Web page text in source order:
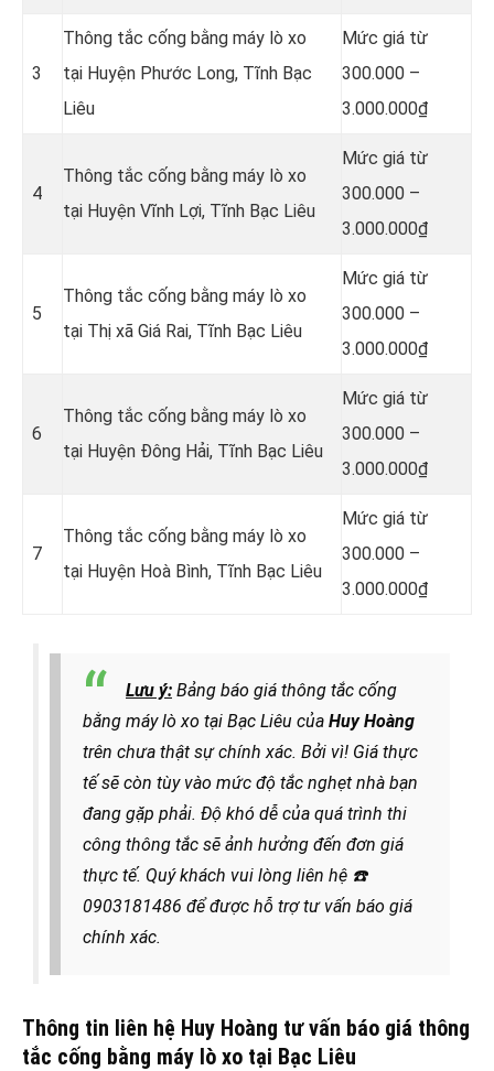
3
Thông tắc cống bằng máy lò xo
tại Huyện Phước Long, Tĩnh Bạc
Liêu
Mức giá từ
300.000 –
3.000.000₫
4
Thông tắc cống bằng máy lò xo
tại Huyện Vĩnh Lợi, Tĩnh Bạc Liêu
Mức giá từ
300.000 –
3.000.000₫
5
Thông tắc cống bằng máy lò xo
tại Thị xã Giá Rai, Tĩnh Bạc Liêu
Mức giá từ
300.000 –
3.000.000₫
6
Thông tắc cống bằng máy lò xo
tại Huyện Đông Hải, Tĩnh Bạc Liêu
Mức giá từ
300.000 –
3.000.000₫
7
Thông tắc cống bằng máy lò xo
tại Huyện Hoà Bình, Tĩnh Bạc Liêu
Mức giá từ
300.000 –
3.000.000₫
Lưu ý: Bảng báo giá thông tắc cống
bằng máy lò xo tại Bạc Liêu của Huy Hoàng
trên chưa thật sự chính xác. Bởi vì! Giá thực
tế sẽ còn tùy vào mức độ tắc nghẹt nhà bạn
đang gặp phải. Độ khó dễ của quá trình thi
công thông tắc sẽ ảnh hưởng đến đơn giá
thực tế. Quý khách vui lòng liên hệ ☎️
0903181486 để được hỗ trợ tư vấn báo giá
chính xác.
Thông tin liên hệ Huy Hoàng tư vấn báo giá thông
tắc cống bằng máy lò xo tại Bạc Liêu